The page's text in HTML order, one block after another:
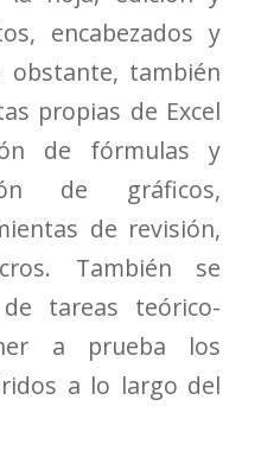
encabezados y
obstante, también
propias de Excel
de fórmulas y
de gráficos,
de revisión,
También se
tareas teórico-
a prueba los
a lo largo del